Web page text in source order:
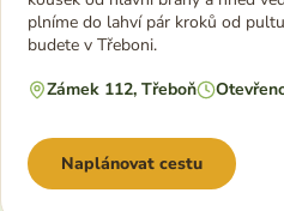
plníme do lahví pár kroků od
budete v Třeboni.
Zámek 112, Třeboň
Naplánovat cestu